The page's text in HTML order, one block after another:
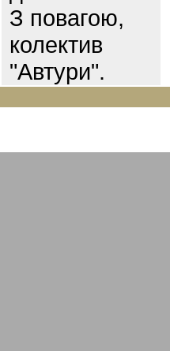
З повагою,
колектив
"Автури".